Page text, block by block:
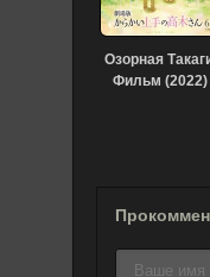
Озорная
Фильм (2022)